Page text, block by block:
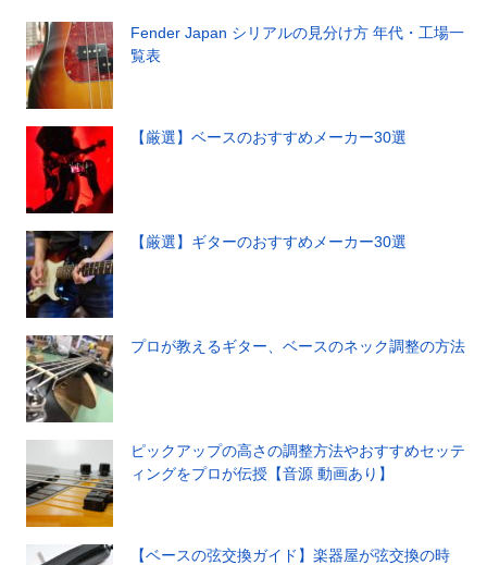
Fender Japan シリアルの見分け方 年代・工場一
覧表
【厳選】ベースのおすすめメーカー30選
【厳選】ギターのおすすめメーカー30選
プロが教えるギター、ベースのネック調整の方法
ピックアップの高さの調整方法やおすすめセッテ
ィングをプロが伝授【音源 動画あり】
【ベースの弦交換ガイド】楽器屋が弦交換の時